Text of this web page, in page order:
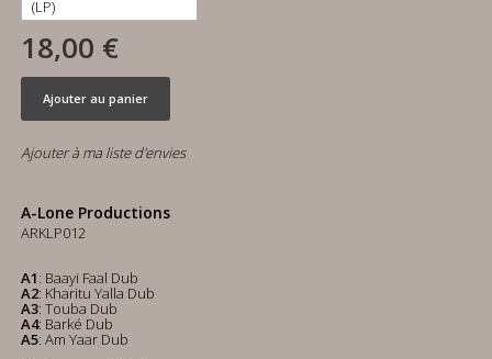
18,00 €
Ajouter au panier
Ajouter à ma liste d'envies
A-Lone Productions
ARKLP012
A1: Baayi Faal Dub
A2: Kharitu Yalla Dub
A3: Touba Dub
A4: Barké Dub
A5: Am Yaar Dub